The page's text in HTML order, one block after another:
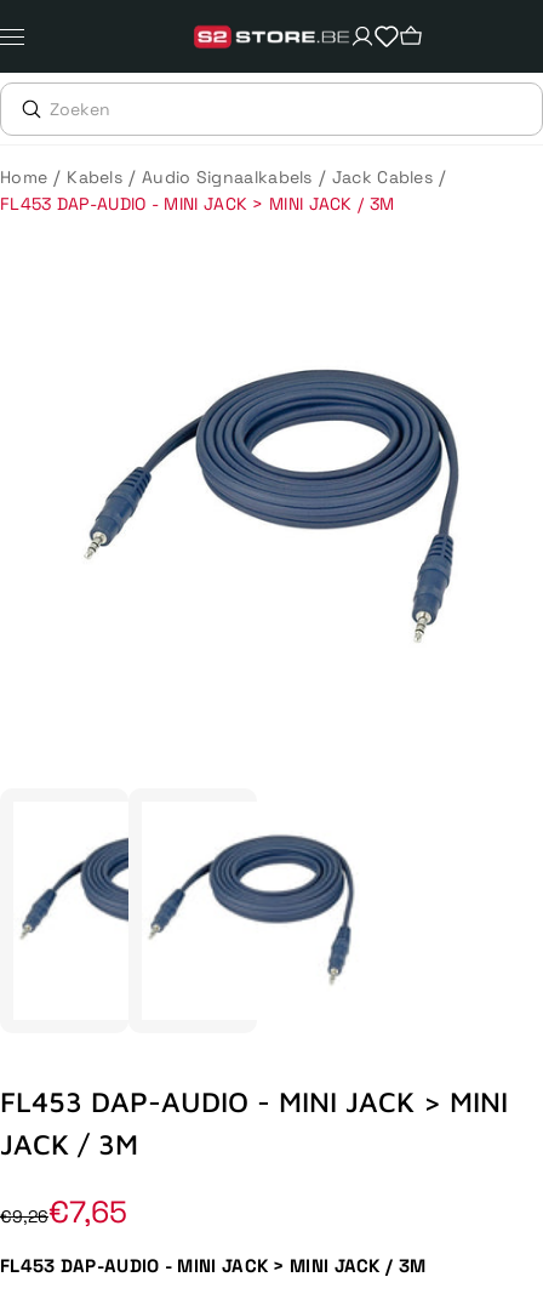
naar
content
Home / Kabels / Audio Signaalkabels / Jack Cables /
FL453 DAP-AUDIO - MINI JACK > MINI JACK / 3M
FL453 DAP-AUDIO - MINI JACK > MINI
JACK / 3M
€9,26€7,65
FL453 DAP-AUDIO - MINI JACK > MINI JACK / 3M